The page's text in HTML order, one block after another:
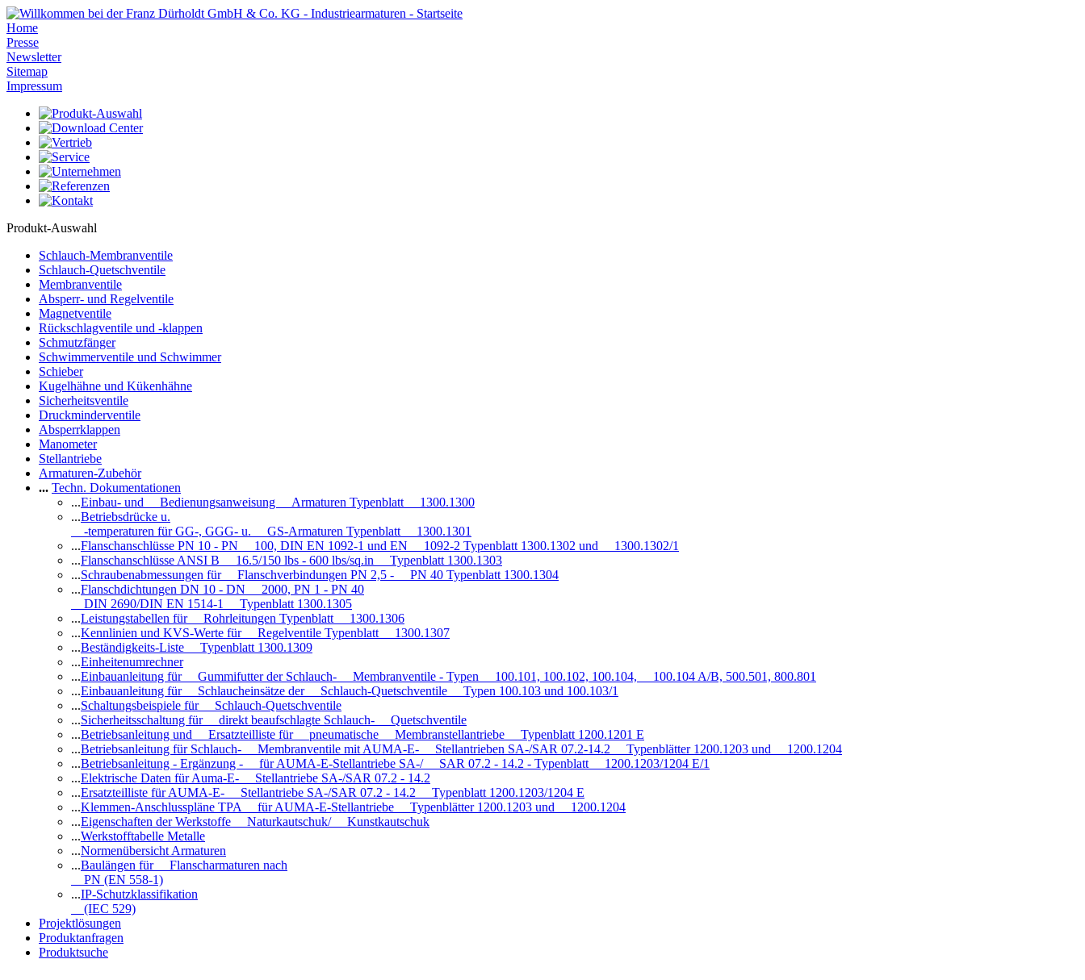
Home
Presse
Newsletter
Sitemap
Impressum
Produkt-Auswahl
Schlauch-Membranventile
Schlauch-Quetschventile
Membranventile
Absperr- und Regelventile
Magnetventile
Rückschlagventile und -klappen
Schmutzfänger
Schwimmerventile und Schwimmer
Schieber
Kugelhähne und Kükenhähne
Sicherheitsventile
Druckminderventile
Absperrklappen
Manometer
Stellantriebe
Armaturen-Zubehör
... Techn. Dokumentationen
...Einbau- und Bedienungsanweisung Armaturen Typenblatt 1300.1300
...Betriebsdrücke u.
-temperaturen für GG-, GGG- u. GS-Armaturen Typenblatt 1300.1301
...Flanschanschlüsse PN 10 - PN 100, DIN EN 1092-1 und EN 1092-2 Typenblatt 1300.1302 und 1300.1302/1
...Flanschanschlüsse ANSI B 16.5/150 lbs - 600 lbs/sq.in Typenblatt 1300.1303
...Schraubenabmessungen für Flanschverbindungen PN 2,5 - PN 40 Typenblatt 1300.1304
...Flanschdichtungen DN 10 - DN 2000, PN 1 - PN 40
DIN 2690/DIN EN 1514-1 Typenblatt 1300.1305
...Leistungstabellen für Rohrleitungen Typenblatt 1300.1306
...Kennlinien und KVS-Werte für Regelventile Typenblatt 1300.1307
...Beständigkeits-Liste Typenblatt 1300.1309
...Einheitenumrechner
...Einbauanleitung für Gummifutter der Schlauch- Membranventile - Typen 100.101, 100.102, 100.104, 100.104 A/B, 500.501, 800.801
...Einbauanleitung für Schlaucheinsätze der Schlauch-Quetschventile Typen 100.103 und 100.103/1
...Schaltungsbeispiele für Schlauch-Quetschventile
...Sicherheitsschaltung für direkt beaufschlagte Schlauch- Quetschventile
...Betriebsanleitung und Ersatzteilliste für pneumatische Membranstellantriebe Typenblatt 1200.1201 E
...Betriebsanleitung für Schlauch- Membranventile mit AUMA-E- Stellantrieben SA-/SAR 07.2-14.2 Typenblätter 1200.1203 und 1200.1204
...Betriebsanleitung - Ergänzung - für AUMA-E-Stellantriebe SA-/ SAR 07.2 - 14.2 - Typenblatt 1200.1203/1204 E/1
...Elektrische Daten für Auma-E- Stellantriebe SA-/SAR 07.2 - 14.2
...Ersatzteilliste für AUMA-E- Stellantriebe SA-/SAR 07.2 - 14.2 Typenblatt 1200.1203/1204 E
...Klemmen-Anschlusspläne TPA für AUMA-E-Stellantriebe Typenblätter 1200.1203 und 1200.1204
...Eigenschaften der Werkstoffe Naturkautschuk/ Kunstkautschuk
...Werkstofftabelle Metalle
...Normenübersicht Armaturen
...Baulängen für Flanscharmaturen nach
PN (EN 558-1)
...IP-Schutzklassifikation
(IEC 529)
Projektlösungen
Produktanfragen
Produktsuche